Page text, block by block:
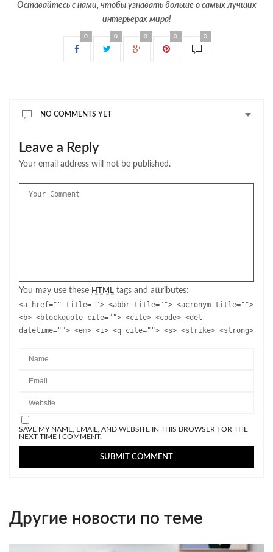
Оставайтесь с нами, чтобы узнавать больше о самых лучших
интерьерах мира!
0 0 0 0 0
NO COMMENTS YET
Leave a Reply
Your email address will not be published.
You may use these HTML tags and attributes:
<a href="" title=""> <abbr title=""> <acronym title="">
<b> <blockquote cite=""> <cite> <code> <del
datetime=""> <em> <i> <q cite=""> <s> <strike> <strong>
SAVE MY NAME, EMAIL, AND WEBSITE IN THIS BROWSER FOR THE
NEXT TIME I COMMENT.
Другие новости по теме